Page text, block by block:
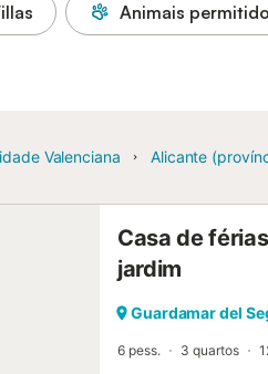
Animais
Valenciana Alicante
Casa de
jardim
Guardamar del
6 pess. 3 quartos